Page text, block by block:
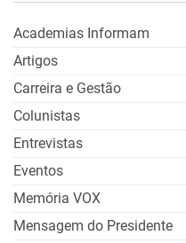
Academias Informam
Artigos
Carreira e Gestão
Colunistas
Entrevistas
Eventos
Memória VOX
Mensagem do Presidente